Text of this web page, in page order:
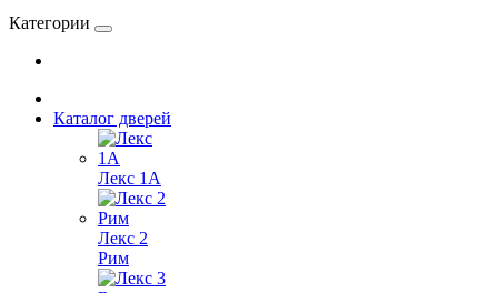
Категории
Каталог дверей
Лекс 1А
Лекс 2
Рим